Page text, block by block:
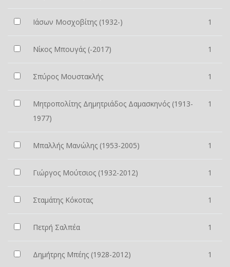
Ιάσων Μοσχοβίτης (1932-) 1
Νίκος Μπουγάς (-2017) 1
Σπύρος Μουστακλής 1
Μητροπολίτης Δημητριάδος Δαμασκηνός (1913-
1977)
1
Μπαλλής Μανώλης (1953-2005) 1
Γιώργος Μούτσιος (1932-2012) 1
Σταμάτης Κόκοτας 1
Πετρή Σαλπέα 1
Δημήτρης Μπέης (1928-2012) 1